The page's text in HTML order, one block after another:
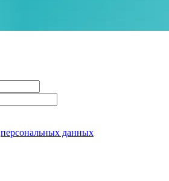
персональных данных